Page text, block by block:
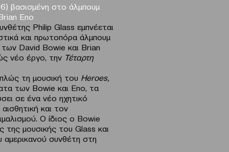
βασισμένη στο άλμπουμ
Eno
Philip Glass εμπνέεται
και πρωτοπόρα άλμπουμ
David Bowie και Brian
νέο έργο, την Τέταρτη
τη μουσική του Heroes,
των Bowie και Eno, τα
σε ένα νέο ηχητικό
και τον
Ο ίδιος ο Bowie
της μουσικής του Glass και
αμερικανού συνθέτη στη